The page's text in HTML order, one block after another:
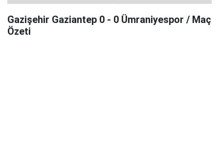
Gazişehir Gaziantep 0 - 0 Ümraniyespor / Maç
Özeti